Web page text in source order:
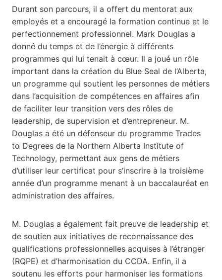
Durant son parcours, il a offert du mentorat aux
employés et a encouragé la formation continue et le
perfectionnement professionnel. Mark Douglas a
donné du temps et de l’énergie à différents
programmes qui lui tenait à cœur. Il a joué un rôle
important dans la création du Blue Seal de l’Alberta,
un programme qui soutient les personnes de métiers
dans l’acquisition de compétences en affaires afin
de faciliter leur transition vers des rôles de
leadership, de supervision et d’entrepreneur. M.
Douglas a été un défenseur du programme Trades
to Degrees de la Northern Alberta Institute of
Technology, permettant aux gens de métiers
d’utiliser leur certificat pour s’inscrire à la troisième
année d’un programme menant à un baccalauréat en
administration des affaires.
M. Douglas a également fait preuve de leadership et
de soutien aux initiatives de reconnaissance des
qualifications professionnelles acquises à l’étranger
(RQPE) et d’harmonisation du CCDA. Enfin, il a
soutenu les efforts pour harmoniser les formations